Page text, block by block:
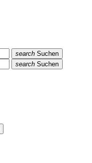
search Suchen
search Suchen